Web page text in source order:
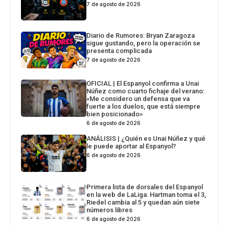
7 de agosto de 2026
Diario de Rumores: Bryan Zaragoza
sigue gustando, pero la operación se
presenta complicada
7 de agosto de 2026
OFICIAL | El Espanyol confirma a Unai
Núñez como cuarto fichaje del verano:
«Me considero un defensa que va
fuerte a los duelos, que está siempre
bien posicionado»
6 de agosto de 2026
ANÁLISIS | ¿Quién es Unai Núñez y qué
le puede aportar al Espanyol?
6 de agosto de 2026
Primera lista de dorsales del Espanyol
en la web de LaLiga: Hartman toma el 3,
Riedel cambia al 5 y quedan aún siete
números libres
6 de agosto de 2026